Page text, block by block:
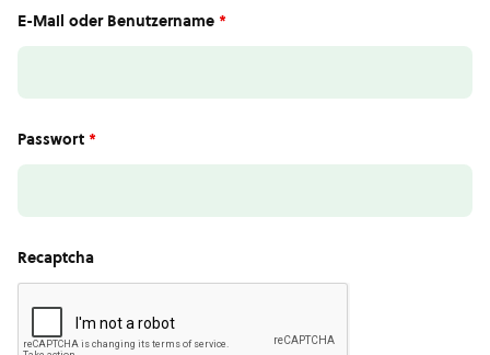
E-Mail oder Benutzername *
Passwort *
Recaptcha